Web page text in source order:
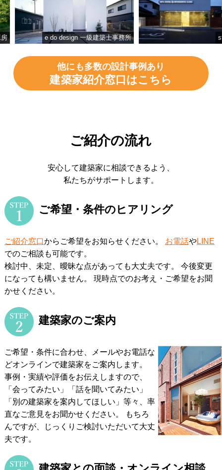
e do design 一級建築士事務所
他にも多数の設計事例あり
建築家紹介窓口はこちら
ご紹介の流れ
安心して建築家に相談できるよう、
私たちがサポートします。
ご希望・条件のヒアリング
ご紹介窓口 からご希望をお知らせください。 お電話やLINE
でのご相談も可能です。
検討中、未定、曖昧な点があっても大丈夫です。 今後変更
になっても構いません。
現時点でのお考え・ご希望をお聞
かせください。
建築家のご案内
ご希望・条件に合わせ、メールやお電話な
どオンラインで建築家をご案内します。
事例・実績や評価をお伝えしますので、
「会ってみたい」「話を聞いてみたい」
「別の建築家を案内してほしい」等々、率
直なご意見をお聞かせください。
もちろ
んですが、じっくりご検討いただいて大丈
夫です。